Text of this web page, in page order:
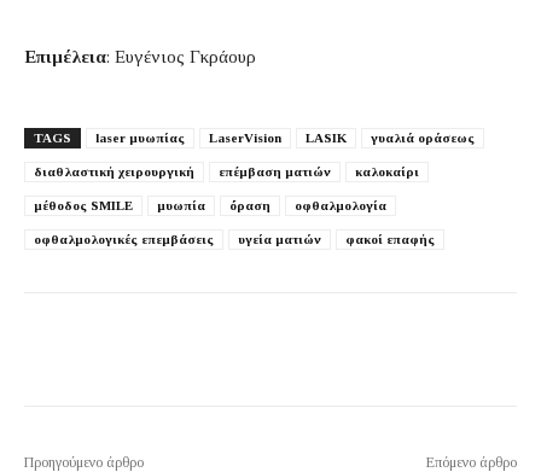
Επιμέλεια: Ευγένιος Γκράουρ
TAGS laser μυωπίας LaserVision LASIK γυαλιά οράσεως
διαθλαστική χειρουργική επέμβαση ματιών καλοκαίρι
μέθοδος SMILE μυωπία όραση οφθαλμολογία
οφθαλμολογικές επεμβάσεις υγεία ματιών φακοί επαφής
Προηγούμενο άρθρο Επόμενο άρθρο